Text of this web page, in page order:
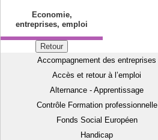
Economie,
entreprises, emploi
Retour
Accompagnement des entreprises
Accès et retour à l’emploi
Alternance - Apprentissage
Contrôle Formation professionnelle
Fonds Social Européen
Handicap